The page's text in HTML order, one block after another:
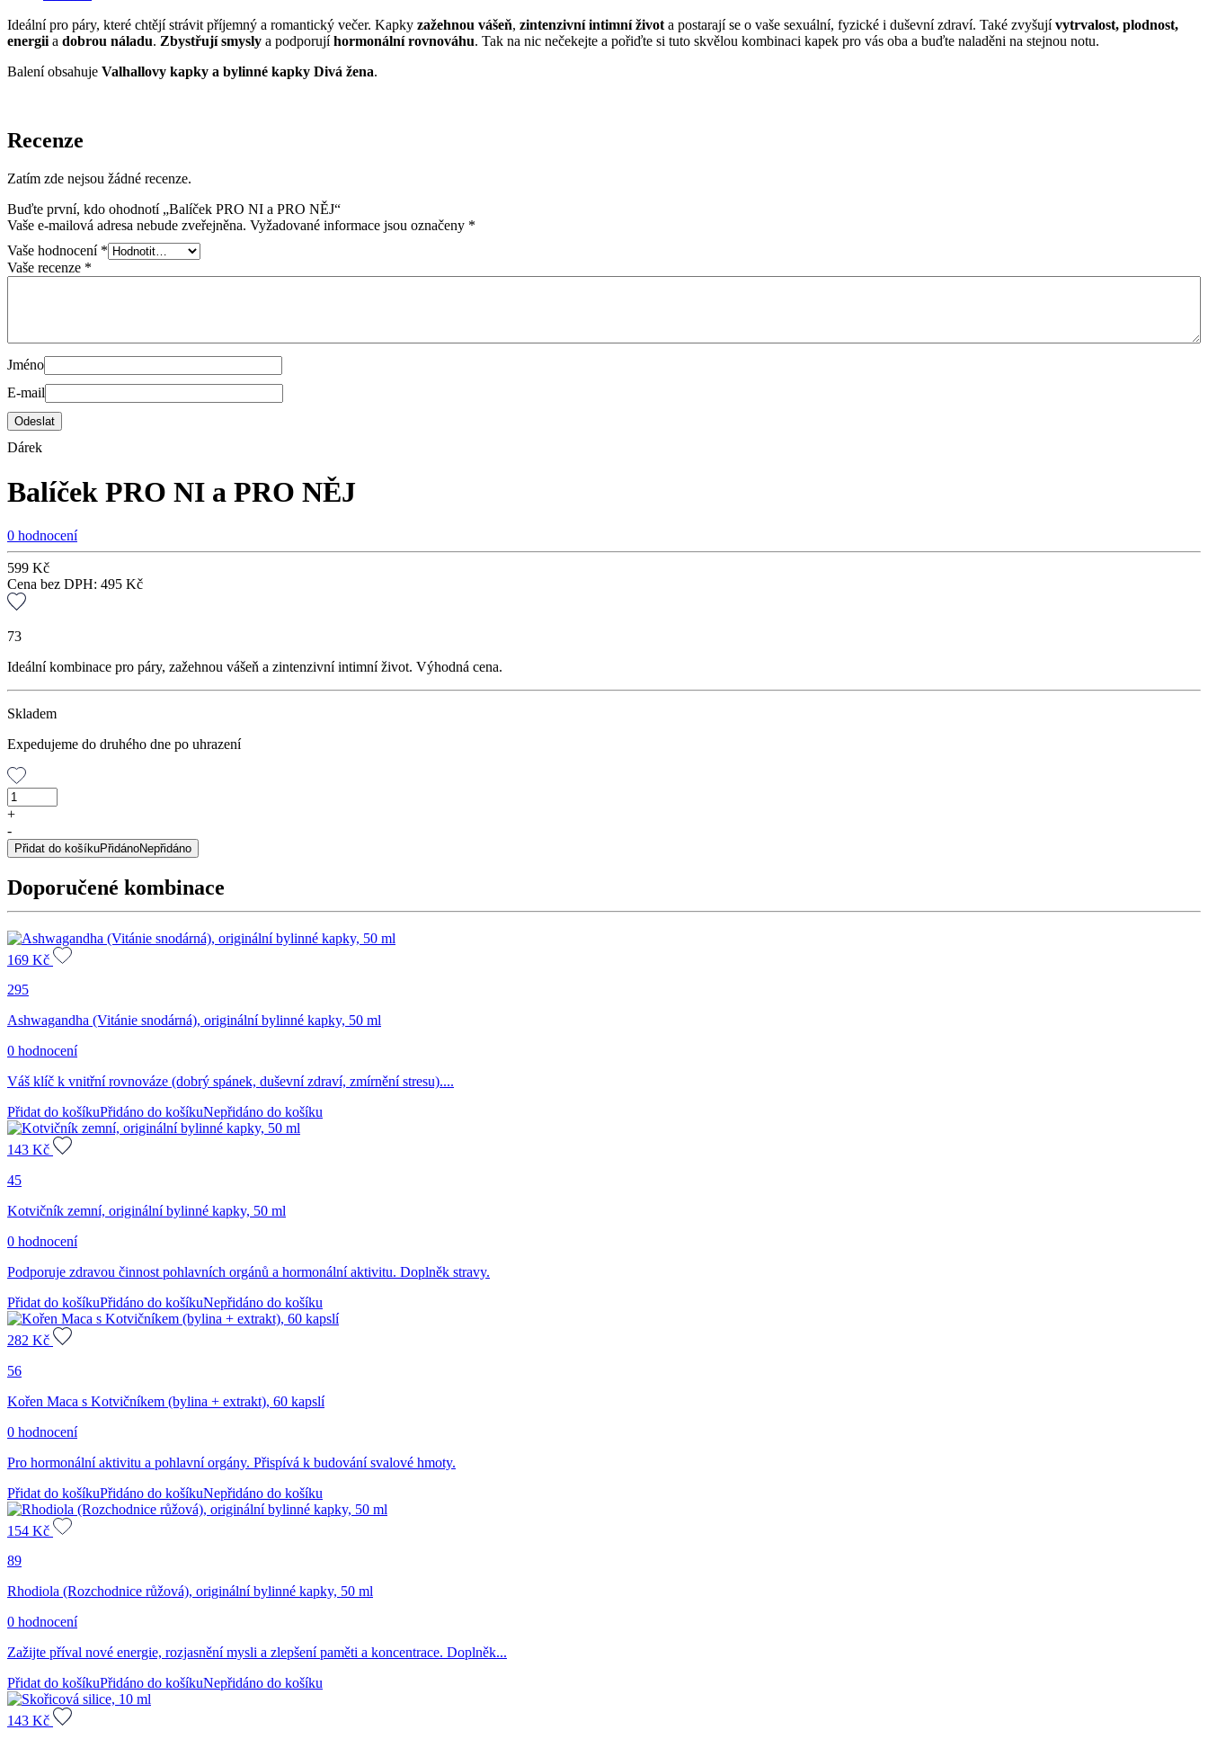
Ideální pro páry, které chtějí strávit příjemný a romantický večer. Kapky zažehnou vášeň, zintenzivní intimní života postarají se o vaše sexuální, fyzické i duševní zdraví. Také zvyšujívytrvalost, plodnost,
energiia dobrou náladu. Zbystřují smysly a podporujíhormonální rovnováhu. Tak na nic nečekejte a pořiďte si tuto skvělou kombinaci kapek pro vás oba a buďte naladěni na stejnou notu.
Balení obsahuje Valhallovy kapky a bylinné kapky Divá žena.
Recenze
Zatím zde nejsou žádné recenze.
Buďte první, kdo ohodnotí „Balíček PRO NI a PRO NĚJ“
Vaše e-mailová adresa nebude zveřejněna. Vyžadované informace jsou označeny *
Vaše hodnocení *
Vaše recenze *
Jméno
E-mail
Dárek
Balíček PRO NI a PRO NĚJ
0 hodnocení
599 Kč
Cena bez DPH: 495 Kč
73
Ideální kombinace pro páry, zažehnou vášeň a zintenzivní intimní život. Výhodná cena.
Skladem
Expedujeme do druhého dne po uhrazení
Balíček
PRO
a
PRO
množství
+
-
Přidat do košíkuPřidánoNepřidáno
Doporučené kombinace
169 Kč
295
Ashwagandha (Vitánie snodárná), originální bylinné kapky, 50 ml
0 hodnocení
Váš klíč k vnitřní rovnováze (dobrý spánek, duševní zdraví, zmírnění stresu)....
Přidat do košíkuPřidáno do košíkuNepřidáno do košíku
143 Kč
45
Kotvičník zemní, originální bylinné kapky, 50 ml
0 hodnocení
Podporuje zdravou činnost pohlavních orgánů a hormonální aktivitu. Doplněk stravy.
Přidat do košíkuPřidáno do košíkuNepřidáno do košíku
282 Kč
56
Kořen Maca s Kotvičníkem (bylina + extrakt), 60 kapslí
0 hodnocení
Pro hormonální aktivitu a pohlavní orgány. Přispívá k budování svalové hmoty.
Přidat do košíkuPřidáno do košíkuNepřidáno do košíku
154 Kč
89
Rhodiola (Rozchodnice růžová), originální bylinné kapky, 50 ml
0 hodnocení
Zažijte příval nové energie, rozjasnění mysli a zlepšení paměti a koncentrace. Doplněk...
Přidat do košíkuPřidáno do košíkuNepřidáno do košíku
143 Kč